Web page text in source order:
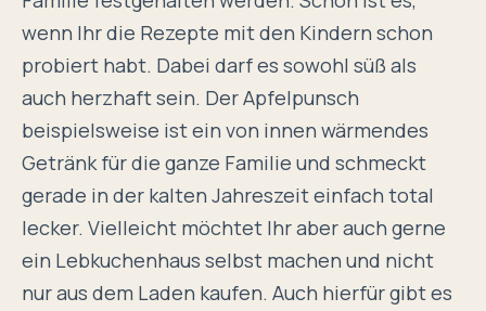
wenn Ihr die Rezepte mit den Kindern schon
probiert habt. Dabei darf es sowohl süß als
auch herzhaft sein. Der Apfelpunsch
beispielsweise ist ein von innen wärmendes
Getränk für die ganze Familie und schmeckt
gerade in der kalten Jahreszeit einfach total
lecker. Vielleicht möchtet Ihr aber auch gerne
ein Lebkuchenhaus selbst machen und nicht
nur aus dem Laden kaufen. Auch hierfür gibt es